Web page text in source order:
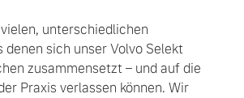
Mehr erfahren
& Leasing
unterschiedlichen
denen sich unser Volvo Selekt
zusammensetzt – und auf die
Praxis verlassen können. Wir